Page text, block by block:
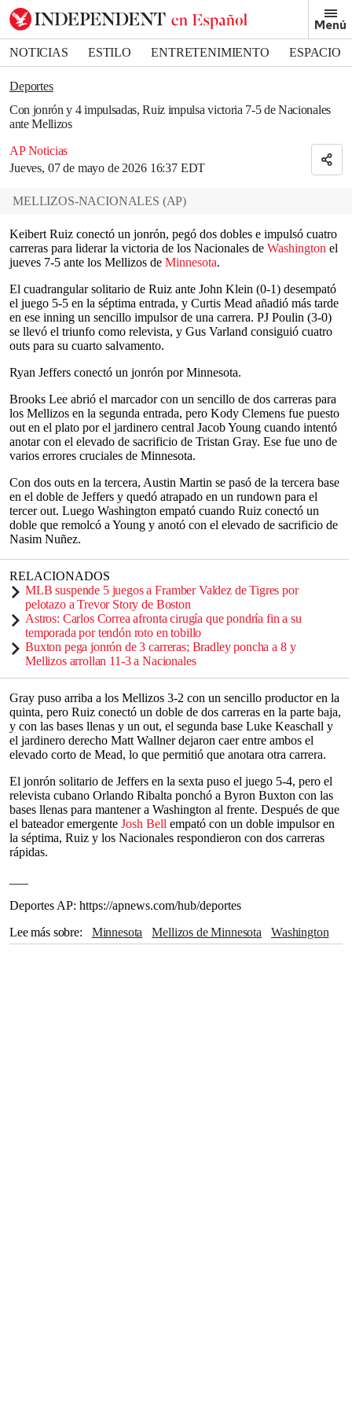
Menú
NOTICIAS ESTILO ENTRETENIMIENTO
ESPACIO
DEPORTES
Deportes
Con jonrón y 4 impulsadas, Ruiz impulsa victoria 7-5 de Nacionales
ante Mellizos
AP Noticias
Jueves, 07 de mayo de 2026 16:37 EDT
Bookmark popover
Removed from bookmarks
Close popover
MELLIZOS-NACIONALES (AP)
Keibert Ruiz conectó un jonrón, pegó dos dobles e impulsó cuatro
carreras para liderar la victoria de los Nacionales de Washington el
jueves 7-5 ante los Mellizos de Minnesota.
El cuadrangular solitario de Ruiz ante John Klein (0-1) desempató
el juego 5-5 en la séptima entrada, y Curtis Mead añadió más tarde
en ese inning un sencillo impulsor de una carrera. PJ Poulin (3-0)
se llevó el triunfo como relevista, y Gus Varland consiguió cuatro
outs para su cuarto salvamento.
Ryan Jeffers conectó un jonrón por Minnesota.
Brooks Lee abrió el marcador con un sencillo de dos carreras para
los Mellizos en la segunda entrada, pero Kody Clemens fue puesto
out en el plato por el jardinero central Jacob Young cuando intentó
anotar con el elevado de sacrificio de Tristan Gray. Ese fue uno de
varios errores cruciales de Minnesota.
Con dos outs en la tercera, Austin Martin se pasó de la tercera base
en el doble de Jeffers y quedó atrapado en un rundown para el
tercer out. Luego Washington empató cuando Ruiz conectó un
doble que remolcó a Young y anotó con el elevado de sacrificio de
Nasim Nuñez.
RELACIONADOS
MLB suspende 5 juegos a Framber Valdez de Tigres por
pelotazo a Trevor Story de Boston
Astros: Carlos Correa afronta cirugía que pondría fin a su
temporada por tendón roto en tobillo
Buxton pega jonrón de 3 carreras; Bradley poncha a 8 y
Mellizos arrollan 11-3 a Nacionales
Gray puso arriba a los Mellizos 3-2 con un sencillo productor en la
quinta, pero Ruiz conectó un doble de dos carreras en la parte baja,
y con las bases llenas y un out, el segunda base Luke Keaschall y
el jardinero derecho Matt Wallner dejaron caer entre ambos el
elevado corto de Mead, lo que permitió que anotara otra carrera.
El jonrón solitario de Jeffers en la sexta puso el juego 5-4, pero el
relevista cubano Orlando Ribalta ponchó a Byron Buxton con las
bases llenas para mantener a Washington al frente. Después de que
el bateador emergente Josh Bell empató con un doble impulsor en
la séptima, Ruiz y los Nacionales respondieron con dos carreras
rápidas.
Deportes AP: https://apnews.com/hub/deportes
Lee más sobre
Minnesota Mellizos de Minnesota
Washington